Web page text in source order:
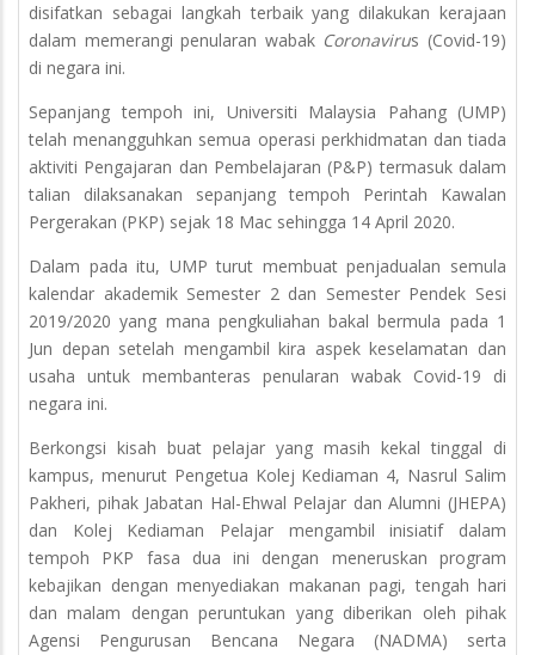
disifatkan sebagai langkah terbaik yang dilakukan kerajaan
dalam memerangi penularan wabak Coronavirus (Covid-19)
di negara ini.
Sepanjang tempoh ini, Universiti Malaysia Pahang (UMP)
telah menangguhkan semua operasi perkhidmatan dan tiada
aktiviti Pengajaran dan Pembelajaran (P&P) termasuk dalam
talian dilaksanakan sepanjang tempoh Perintah Kawalan
Pergerakan (PKP) sejak 18 Mac sehingga 14 April 2020.
Dalam pada itu, UMP turut membuat penjadualan semula
kalendar akademik Semester 2 dan Semester Pendek Sesi
2019/2020 yang mana pengkuliahan bakal bermula pada 1
Jun depan setelah mengambil kira aspek keselamatan dan
usaha untuk membanteras penularan wabak Covid-19 di
negara ini.
Berkongsi kisah buat pelajar yang masih kekal tinggal di
kampus, menurut Pengetua Kolej Kediaman 4, Nasrul Salim
Pakheri, pihak Jabatan Hal-Ehwal Pelajar dan Alumni (JHEPA)
dan Kolej Kediaman Pelajar mengambil inisiatif dalam
tempoh PKP fasa dua ini dengan meneruskan program
kebajikan dengan menyediakan makanan pagi, tengah hari
dan malam dengan peruntukan yang diberikan oleh pihak
Agensi Pengurusan Bencana Negara (NADMA) serta